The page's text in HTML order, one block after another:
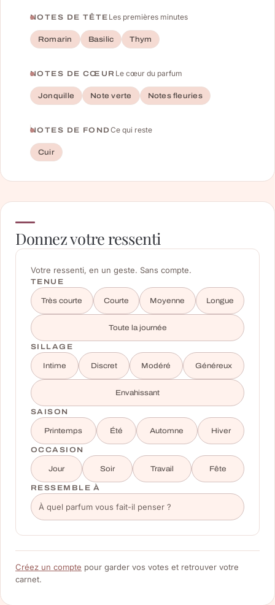
NOTES DE TÊTE Les premières minutes
Romarin Basilic Thym
NOTES DE CŒUR Le cœur du parfum
Jonquille Note verte Notes fleuries
NOTES DE FONDCe qui reste
Cuir
Donnez votre ressenti
Votre ressenti, en un geste. Sans compte.
TENUE
Très courte Courte Moyenne Longue
Toute la journée
SILLAGE
Intime Discret Modéré Généreux
Envahissant
SAISON
Printemps Été Automne Hiver
OCCASION
Jour Soir Travail Fête
RESSEMBLE À
Créez un compte pour garder vos votes et retrouver votre
carnet.